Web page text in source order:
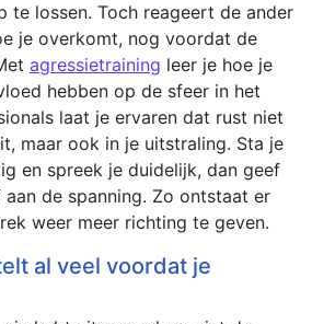
te lossen. Toch reageert de ander
je overkomt, nog voordat de
agressietraining leer je hoe je
hebben op de sfeer in het
laat je ervaren dat rust niet
maar ook in je uitstraling. Sta je
en spreek je duidelijk, dan geef
de spanning. Zo ontstaat er
weer meer richting te geven.
al veel voordat je